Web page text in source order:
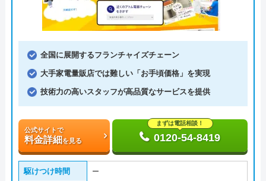
全国に展開するフランチャイズチェーン
大手家電量販店では難しい「お手頃価格」を実現
技術力の高いスタッフが高品質なサービスを提供
公式サイトで
料金詳細を見る
まずは電話相談！
0120-54-8419
駆けつけ時間 ー